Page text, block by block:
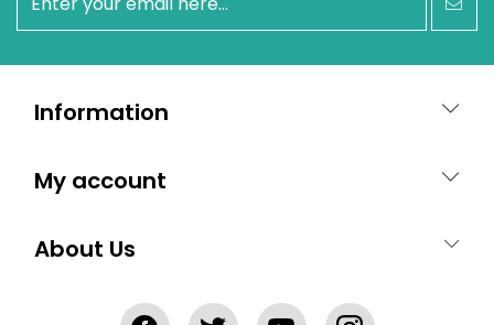
newsletter
Information
My account
About Us